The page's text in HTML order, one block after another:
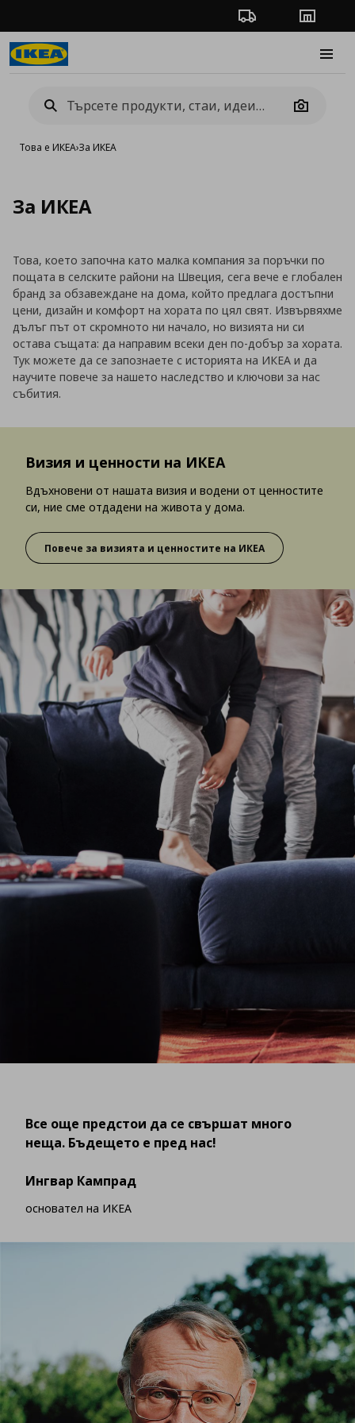
Проследяване на
Camera
Това е ИКЕА›За ИКЕА
За ИКЕА
Това, което започна като малка компания за поръчки по
пощата в селските райони на Швеция, сега вече е глобален
бранд за обзавеждане на дома, който предлага достъпни
цени, дизайн и комфорт на хората по цял свят. Извървяхме
дълъг път от скромното ни начало, но визията ни си
остава същата: да направим всеки ден по-добър за хората.
Тук можете да се запознаете с историята на ИКЕА и да
научите повече за нашето наследство и ключови за нас
събития.
Визия и ценности на ИКЕА
Вдъхновени от нашата визия и водени от ценностите
си, ние сме отдадени на живота у дома.
Повече за визията и ценностите на ИКЕА
Все още предстои да се свършат много
неща. Бъдещето е пред нас!
Ингвар Кампрад
основател на ИКЕА